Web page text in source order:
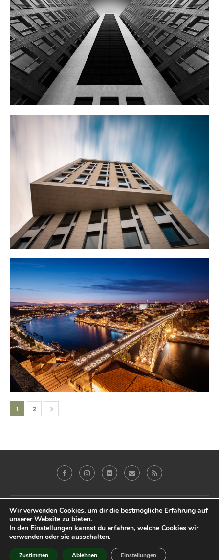
1 2
Galerie Blog Reviews
Imprint
Datenschutz & Impressum
@2019 - Peter Eberhardt. All Right Reserved.
Wir verwenden Cookies, um dir die bestmögliche Erfahrung auf
unserer Website zu bieten.
In den Einstellungen kannst du erfahren, welche Cookies wir
verwenden oder sie ausschalten.
Zustimmen Ablehnen Einstellungen